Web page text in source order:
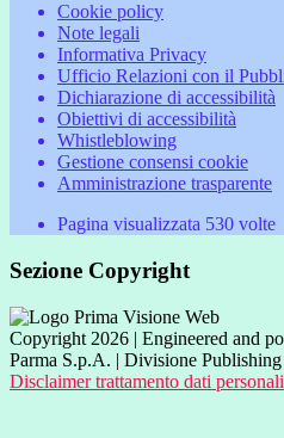
Cookie policy
Note legali
Informativa Privacy
Ufficio Relazioni con il
Dichiarazione di accessibilità
Obiettivi di accessibilità
Whistleblowing
Gestione consensi cookie
Amministrazione trasparente
Pagina visualizzata 530 volte
Sezione Copyright
Copyright 2026 | Engineered and
Parma S.p.A. | Divisione
Disclaimer trattamento dati personali